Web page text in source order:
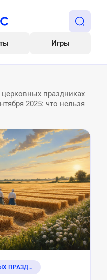
Игры
церковных праздниках
2025: что нельзя
ВСЕ О ЦЕРКОВНЫХ ПРАЗДНИКАХ